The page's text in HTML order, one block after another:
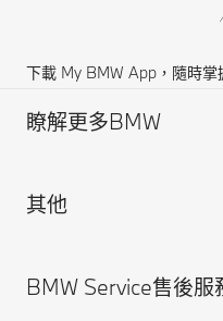
下載 My BMW App，隨時掌
瞭解更多BMW
獲得BMW最新消息
規格配備表
其他
法律聲明與Cookie政策
BMW Service售後服